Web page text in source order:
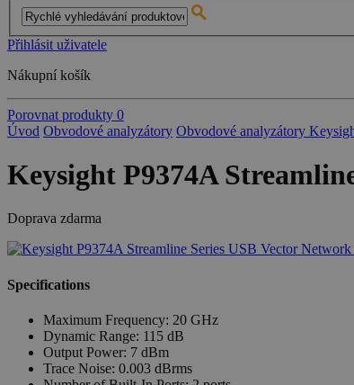
Přihlásit uživatele
Nákupní košík
Porovnat produkty 0
Úvod Obvodové analyzátory Obvodové analyzátory
Keysight P9374A
Doprava zdarma
Specifications
Maximum Frequency: 20 GHz
Dynamic Range: 115 dB
Output Power: 7 dBm
Trace Noise: 0.003 dBrms